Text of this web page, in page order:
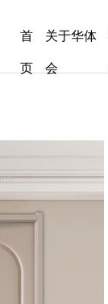
首
页
关于华体
会